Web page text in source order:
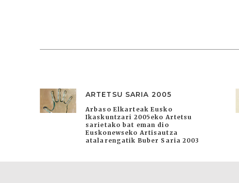
ARTETSU SARIA 2005
Arbaso Elkarteak Eusko
Ikaskuntzari 2005eko Artetsu
sarietako bat eman dio
Euskonewseko Artisautza
atalarengatik Buber Saria 2003